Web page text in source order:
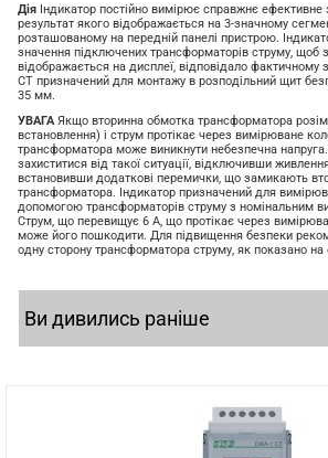
Дія Індикатор постійно вимірює справжнє ефективне
результат якого відображається на 3-значному
розташованому на передній панелі пристрою.
значення підключених трансформаторів струму, щоб
відображається на дисплеї, відповідало фактичному
CT призначений для монтажу в розподільний щит
35 мм.
УВАГА Якщо вторинна обмотка трансформатора
встановлення) і струм протікає через вимірюване
трансформатора може виникнути небезпечна напруга.
захиститися від такої ситуації, відключивши
встановивши додаткові перемички, що замикають
трансформатора. Індикатор призначений для
допомогою трансформаторів струму з номінальним
Струм, що перевищує 6 А, що протікає через
може його пошкодити. Для підвищення безпеки
одну сторону трансформатора струму, як показано на
Ви дивились раніше